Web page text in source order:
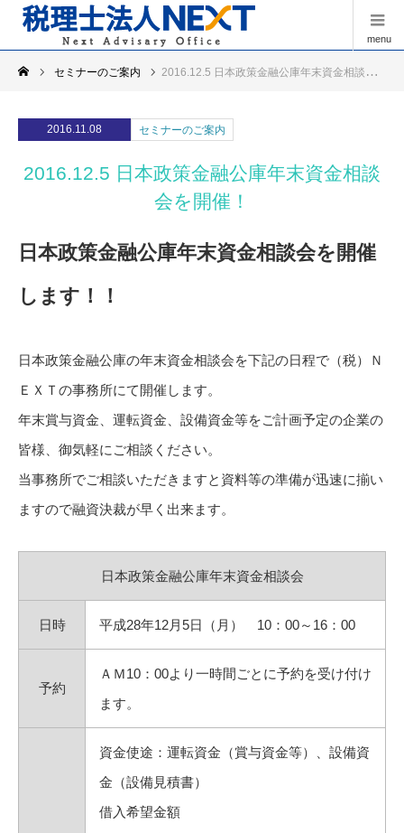
menu
セミナーのご案内 2016.12.5 日本政策金融公庫年末資金相談会を開催！
2016.11.08 セミナーのご案内
2016.12.5 日本政策金融公庫年末資金相談
会を開催！
日本政策金融公庫年末資金相談会を開催
します！！
日本政策金融公庫の年末資金相談会を下記の日程で（税）Ｎ
ＥＸＴの事務所にて開催します。
年末賞与資金、運転資金、設備資金等をご計画予定の企業の
皆様、御気軽にご相談ください。
当事務所でご相談いただきますと資料等の準備が迅速に揃い
ますので融資決裁が早く出来ます。
日本政策金融公庫年末資金相談会
日時 平成28年12月5日（月） 10：00～16：00
予約
ＡＭ10：00より一時間ごとに予約を受け付け
ます。
資金使途：運転資金（賞与資金等）、設備資
金（設備見積書）
借入希望金額